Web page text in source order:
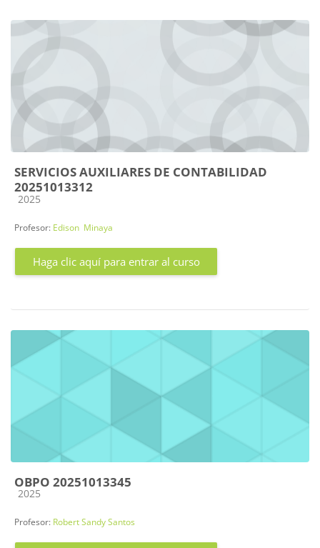
SERVICIOS AUXILIARES DE CONTABILIDAD
20251013312
Categoría de cursos
2025
Profesor: Edison Minaya
Haga clic aquí para entrar al curso
OBPO 20251013345
Categoría de cursos
2025
Profesor: Robert Sandy Santos